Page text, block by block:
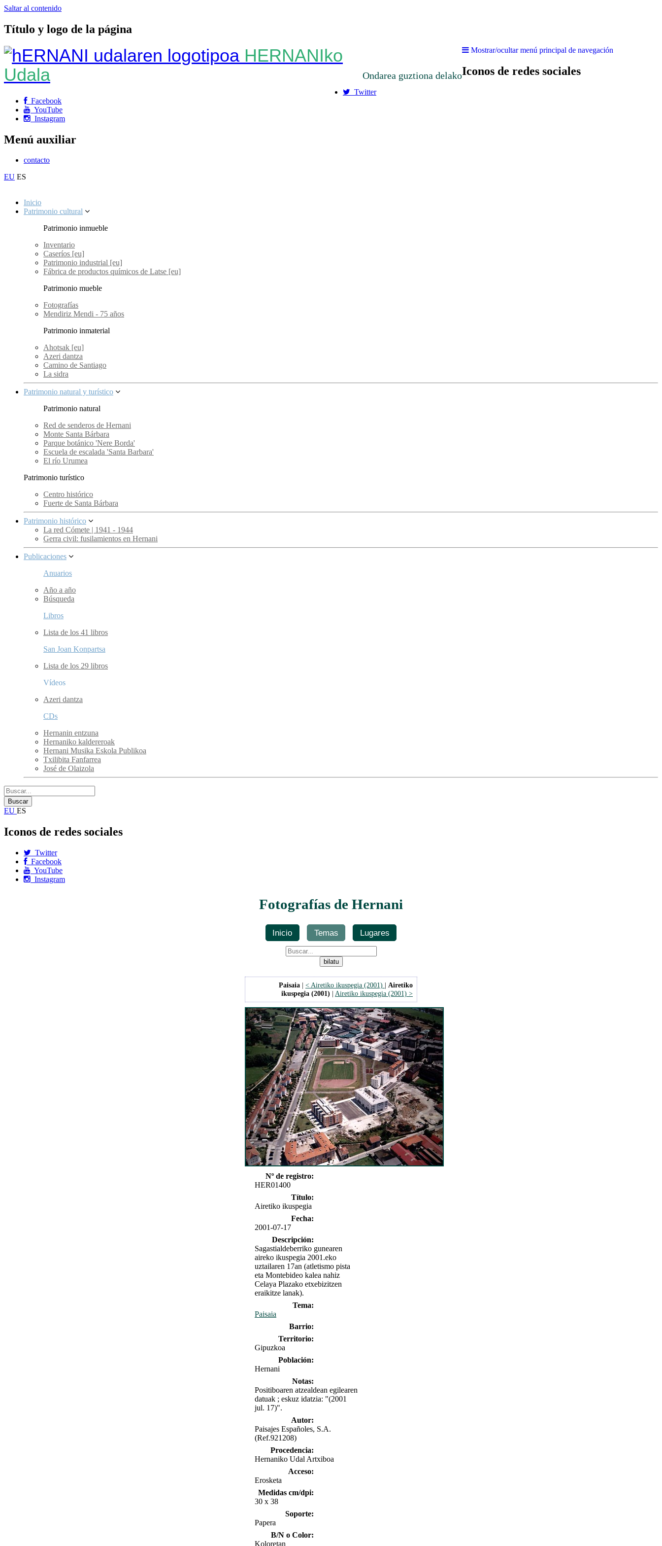
Saltar al contenido
Título y logo de la página
HERNANIko
Udala
Ondarea guztiona delako
Mostrar/ocultar menú principal de navegación
Iconos de redes sociales
Twitter
Facebook
YouTube
Instagram
Menú auxiliar
contacto
EU ES
Inicio
Patrimonio cultural
Patrimonio inmueble
Inventario
Caseríos [eu]
Patrimonio industrial [eu]
Fábrica de productos químicos de Latse [eu]
Patrimonio mueble
Fotografías
Mendiriz Mendi - 75 años
Patrimonio inmaterial
Ahotsak [eu]
Azeri dantza
Camino de Santiago
La sidra
Patrimonio natural y turístico
Patrimonio natural
Red de senderos de Hernani
Monte Santa Bárbara
Parque botánico 'Nere Borda'
Escuela de escalada 'Santa Barbara'
El río Urumea
Patrimonio turístico
Centro histórico
Fuerte de Santa Bárbara
Patrimonio histórico
La red Cómete | 1941 - 1944
Gerra civil: fusilamientos en Hernani
Publicaciones
Anuarios
Año a año
Búsqueda
Libros
Lista de los 41 libros
San Joan Konpartsa
Lista de los 29 libros
Vídeos
Azeri dantza
CDs
Hernanin entzuna
Hernaniko kaldereroak
Hernani Musika Eskola Publikoa
Txilibita Fanfarrea
José de Olaizola
EU ES
Iconos de redes sociales
Twitter
Facebook
YouTube
Instagram
Fotografías de Hernani
Inicio Temas Lugares
Paisaia | < Airetiko ikuspegia (2001) | Airetiko
ikuspegia (2001) | Airetiko ikuspegia (2001) >
Nº de registro:
HER01400
Título:
Airetiko ikuspegia
Fecha:
2001-07-17
Descripción:
Sagastialdeberriko gunearen
aireko ikuspegia 2001.eko
uztailaren 17an (atletismo pista
eta Montebideo kalea nahiz
Celaya Plazako etxebizitzen
eraikitze lanak).
Tema:
Paisaia
Barrio:
Territorio:
Gipuzkoa
Población:
Hernani
Notas:
Positiboaren atzealdean egilearen
datuak ; eskuz idatzia: "(2001
jul. 17)".
Autor:
Paisajes Españoles, S.A.
(Ref.921208)
Procedencia:
Hernaniko Udal Artxiboa
Acceso:
Erosketa
Medidas cm/dpi:
30 x 38
Soporte:
Papera
B/N o Color:
Koloretan